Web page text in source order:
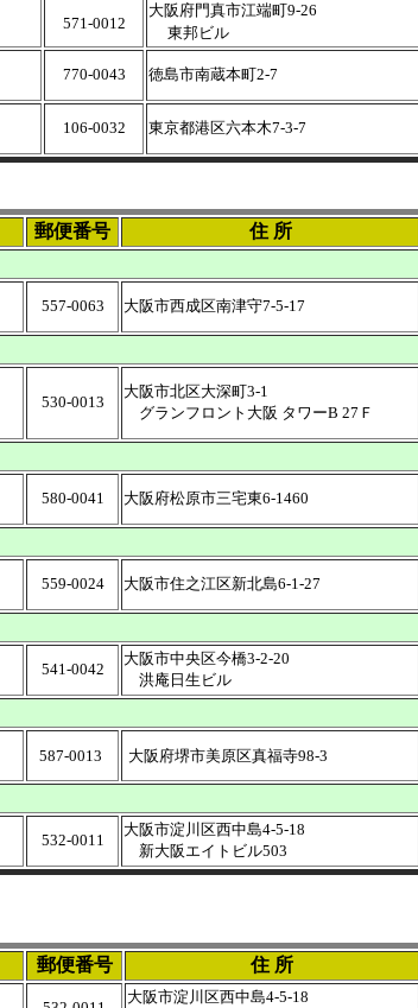
571-0012
大阪府門真市江端町9-26
東邦ビル
770-0043 徳島市南蔵本町2-7
106-0032 東京都港区六本木7-3-7
郵便番号 住 所
557-0063 大阪市西成区南津守7-5-17
530-0013
大阪市北区大深町3-1
グランフロント大阪 タワーB 27Ｆ
580-0041 大阪府松原市三宅東6-1460
559-0024 大阪市住之江区新北島6-1-27
541-0042
大阪市中央区今橋3-2-20
洪庵日生ビル
587-0013 大阪府堺市美原区真福寺98-3
532-0011
大阪市淀川区西中島4-5-18
新大阪エイトビル503
郵便番号 住 所
大阪市淀川区西中島4-5-18